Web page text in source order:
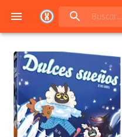
Navigated to Juegos de mesa en